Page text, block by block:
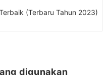
(Terbaru Tahun 2023)
digunakan